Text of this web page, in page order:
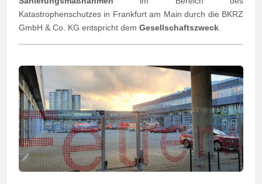
Katastrophenschutzes in Frankfurt am Main durch die BKRZ
GmbH & Co. KG entspricht dem Gesellschaftszweck